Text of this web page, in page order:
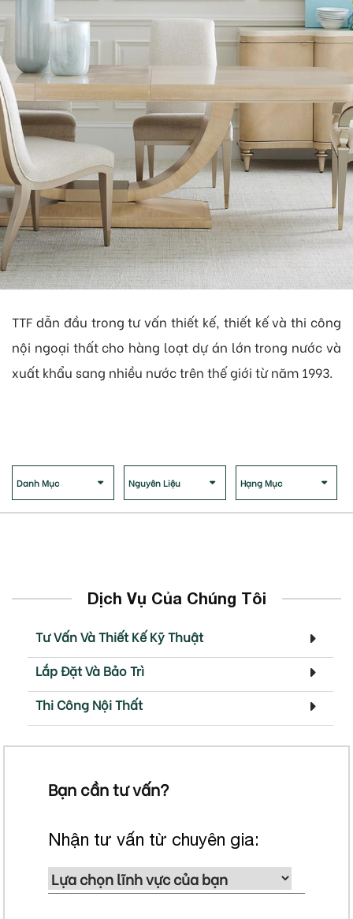
TTF dẫn đầu trong tư vấn thiết kế, thiết kế và thi công
nội ngoại thất cho hàng loạt dự án lớn trong nước và
xuất khẩu sang nhiều nước trên thế giới từ năm 1993.
Danh Mục Nguyên Liệu Hạng Mục
Dịch Vụ Của Chúng Tôi
Tư Vấn Và Thiết Kế Kỹ Thuật
Lắp Đặt Và Bảo Trì
Thi Công Nội Thất
Bạn cần tư vấn?
Nhận tư vấn từ chuyên gia: